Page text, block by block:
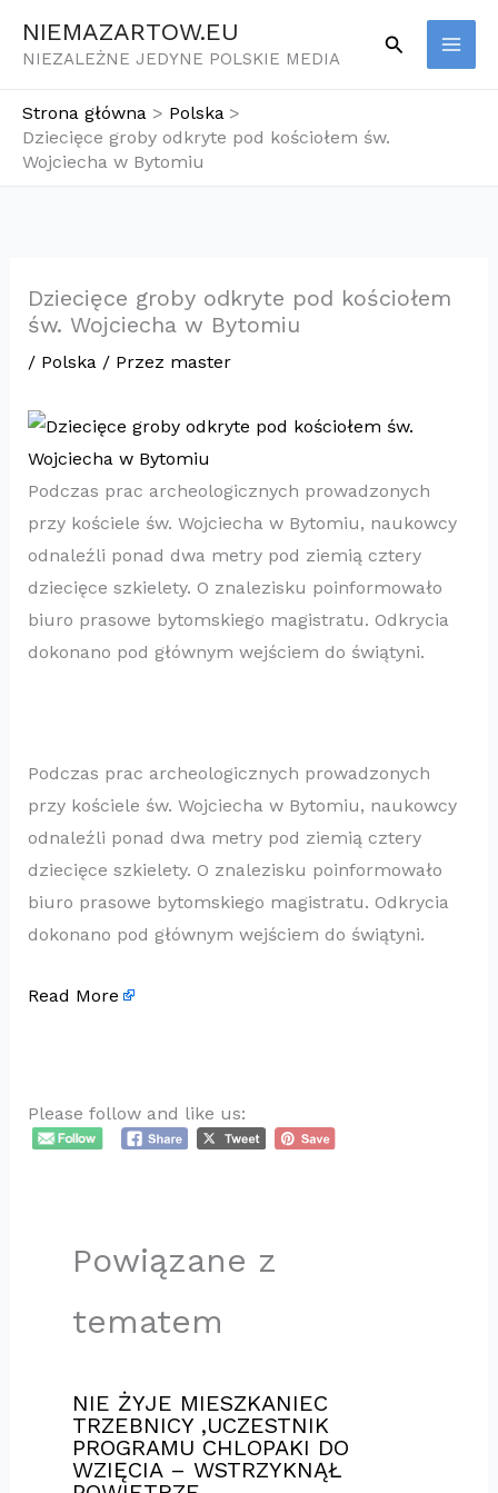
NIEMAZARTOW.EU
NIEZALEŻNE JEDYNE POLSKIE MEDIA
Szukaj
Strona główna
Polska
Dziecięce groby odkryte pod kościołem św.
Wojciecha w Bytomiu
Dziecięce groby odkryte pod kościołem
św. Wojciecha w Bytomiu
/ Polska/ Przez master
Podczas prac archeologicznych prowadzonych
przy kościele św. Wojciecha w Bytomiu, naukowcy
odnaleźli ponad dwa metry pod ziemią cztery
dziecięce szkielety. O znalezisku poinformowało
biuro prasowe bytomskiego magistratu. Odkrycia
dokonano pod głównym wejściem do świątyni.
Podczas prac archeologicznych prowadzonych
przy kościele św. Wojciecha w Bytomiu, naukowcy
odnaleźli ponad dwa metry pod ziemią cztery
dziecięce szkielety. O znalezisku poinformowało
biuro prasowe bytomskiego magistratu. Odkrycia
dokonano pod głównym wejściem do świątyni.
Read More
Please follow and like us:
Powiązane z
tematem
NIE ŻYJE MIESZKANIEC
TRZEBNICY ,UCZESTNIK
PROGRAMU CHLOPAKI DO
WZIĘCIA – WSTRZYKNĄŁ